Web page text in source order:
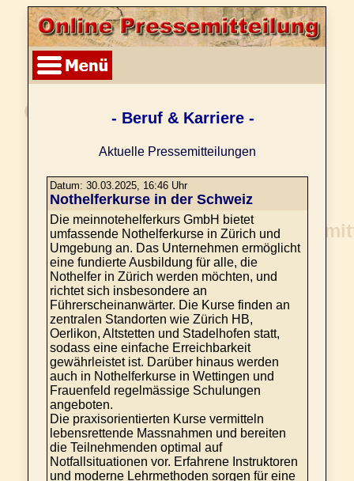
- Beruf & Karriere -
Aktuelle Pressemitteilungen
Datum: 30.03.2025, 16:46 Uhr
Nothelferkurse in der Schweiz
Die meinnotehelferkurs GmbH bietet
umfassende Nothelferkurse in Zürich und
Umgebung an. Das Unternehmen ermöglicht
eine fundierte Ausbildung für alle, die
Nothelfer in Zürich werden möchten, und
richtet sich insbesondere an
Führerscheinanwärter. Die Kurse finden an
zentralen Standorten wie Zürich HB,
Oerlikon, Altstetten und Stadelhofen statt,
sodass eine einfache Erreichbarkeit
gewährleistet ist. Darüber hinaus werden
auch in Nothelferkurse in Wettingen und
Frauenfeld regelmässige Schulungen
angeboten.
Die praxisorientierten Kurse vermitteln
lebensrettende Massnahmen und bereiten
die Teilnehmenden optimal auf
Notfallsituationen vor. Erfahrene Instruktoren
und moderne Lehrmethoden sorgen für eine